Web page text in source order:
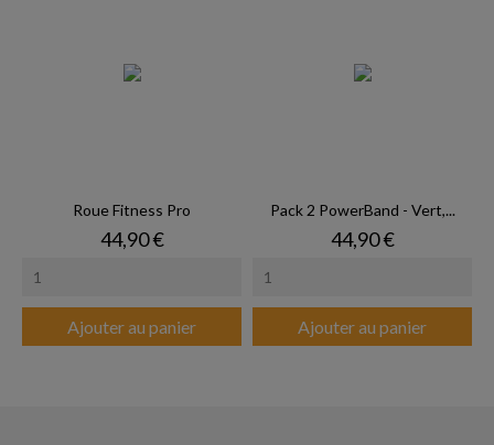
Roue Fitness Pro
Prix
44,90 €
Ajouter au panier
Pack 2 PowerBand - Vert,...
Prix
44,90 €
Ajouter au panier